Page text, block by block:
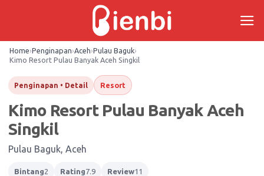
Home›Penginapan›Aceh›Pulau Baguk›
Kimo Resort Pulau Banyak Aceh Singkil
Penginapan • Detail Resort
Kimo Resort Pulau Banyak Aceh
Singkil
Pulau Baguk, Aceh
Bintang2 Rating7.9 Review11